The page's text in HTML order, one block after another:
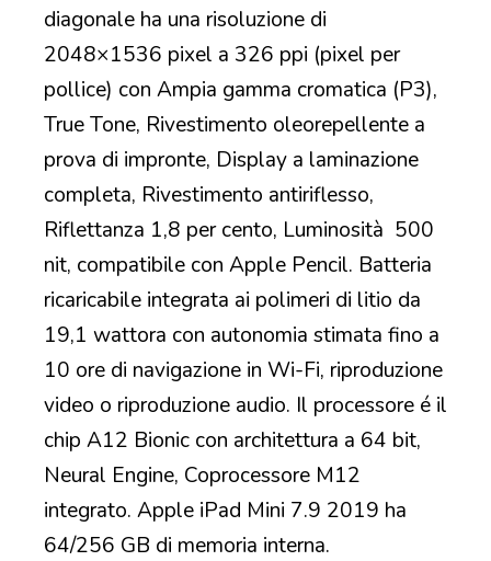
diagonale ha una risoluzione di
2048×1536 pixel a 326 ppi (pixel per
pollice) con Ampia gamma cromatica (P3),
True Tone, Rivestimento oleorepellente a
prova di impronte, Display a laminazione
completa, Rivestimento antiriflesso,
Riflettanza 1,8 per cento, Luminosità 500
nit, compatibile con Apple Pencil. Batteria
ricaricabile integrata ai polimeri di litio da
19,1 wattora con autonomia stimata fino a
10 ore di navigazione in Wi-Fi, riproduzione
video o riproduzione audio. Il processore é il
chip A12 Bionic con architettura a 64 bit,
Neural Engine, Coprocessore M12
integrato. Apple iPad Mini 7.9 2019 ha
64/256 GB di memoria interna.